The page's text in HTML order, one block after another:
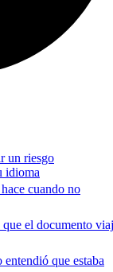
un riesgo
idioma
cuando no
el documento
que estaba